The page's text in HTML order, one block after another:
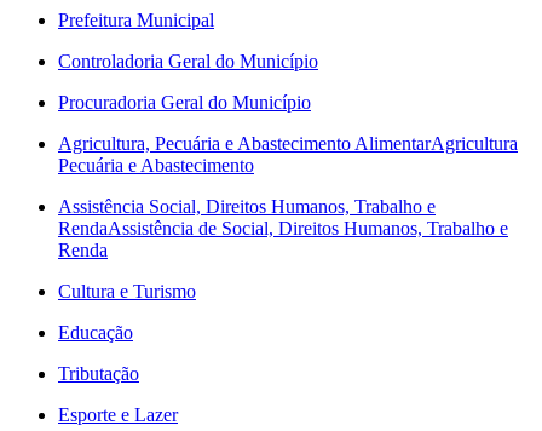
Prefeitura Municipal
Controladoria Geral do Município
Procuradoria Geral do Município
Agricultura, Pecuária e Abastecimento AlimentarAgricultura
Pecuária e Abastecimento
Assistência Social, Direitos Humanos, Trabalho e
RendaAssistência de Social, Direitos Humanos, Trabalho e
Renda
Cultura e Turismo
Educação
Tributação
Esporte e Lazer